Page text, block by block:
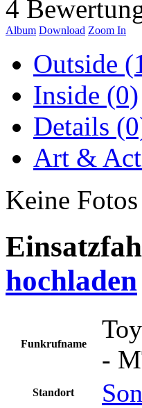
4
Album Download Zoom In
Outside
Inside (0)
Details
Art &
Keine
hochladen
Funkrufname
-
Standort